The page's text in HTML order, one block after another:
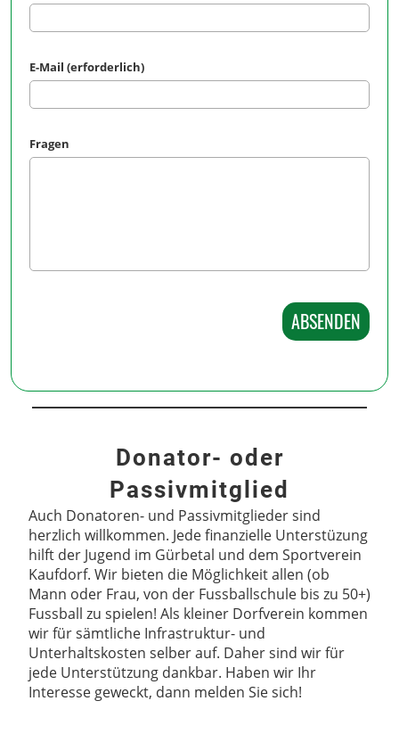
E-Mail (erforderlich)
Fragen
Donator- oder
Passivmitglied
Auch Donatoren- und Passivmitglieder sind
herzlich willkommen. Jede finanzielle Unterstüzung
hilft der Jugend im Gürbetal und dem Sportverein
Kaufdorf. Wir bieten die Möglichkeit allen (ob
Mann oder Frau, von der Fussballschule bis zu 50+)
Fussball zu spielen! Als kleiner Dorfverein kommen
wir für sämtliche Infrastruktur- und
Unterhaltskosten selber auf. Daher sind wir für
jede Unterstützung dankbar. Haben wir Ihr
Interesse geweckt, dann melden Sie sich!